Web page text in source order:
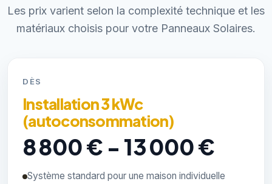
Les prix varient selon la complexité technique et les
matériaux choisis pour votre Panneaux Solaires.
DÈS
Installation 3 kWc
(autoconsommation)
8 800 € - 13 000 €
Système standard pour une maison individuelle